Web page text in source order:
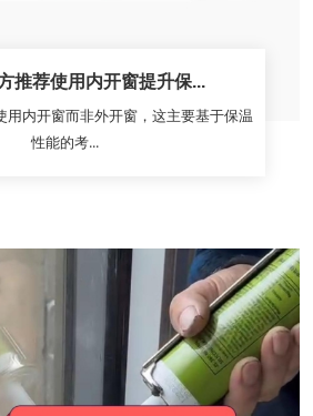
推荐使用内开窗提升保...
用内开窗而非外开窗，这主要基于保温
性能的考...